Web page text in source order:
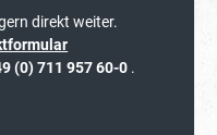
direkt weiter.
(0) 711 957 60-0 .